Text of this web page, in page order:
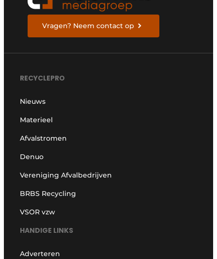
Vragen? Neem contact op
RECYCLEPRO
Nieuws
Materieel
Afvalstromen
Denuo
Vereniging Afvalbedrijven
BRBS Recycling
VSOR vzw
HANDIGE LINKS
Adverteren